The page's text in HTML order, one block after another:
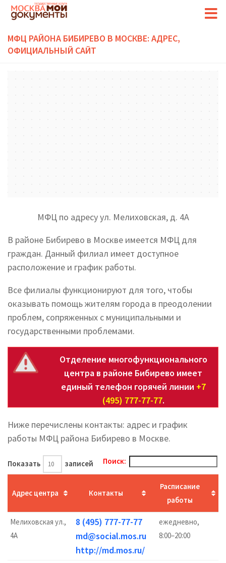
МФЦ РАЙОНА БИБИРЕВО В МОСКВЕ: АДРЕС,
ОФИЦИАЛЬНЫЙ САЙТ
МФЦ по адресу ул. Мелиховская, д. 4А
В районе Бибирево в Москве имеется МФЦ для
граждан. Данный филиал имеет доступное
расположение и график работы.
Все филиалы функционируют для того, чтобы
оказывать помощь жителям города в преодолении
проблем, сопряженных с муниципальными и
государственными проблемами.
Отделение многофункционального
центра в районе Бибирево имеет
единый телефон горячей линии +7
(495) 777-77-77.
Ниже перечислены контакты: адрес и график
работы МФЦ района Бибирево в Москве.
Показать записей Поиск:
Адрес центра Контакты
Расписание
работы
Мелиховская ул.,
4А
8 (495) 777-77-77
md@social.mos.ru
http://md.mos.ru/
ежедневно,
8:00–20:00